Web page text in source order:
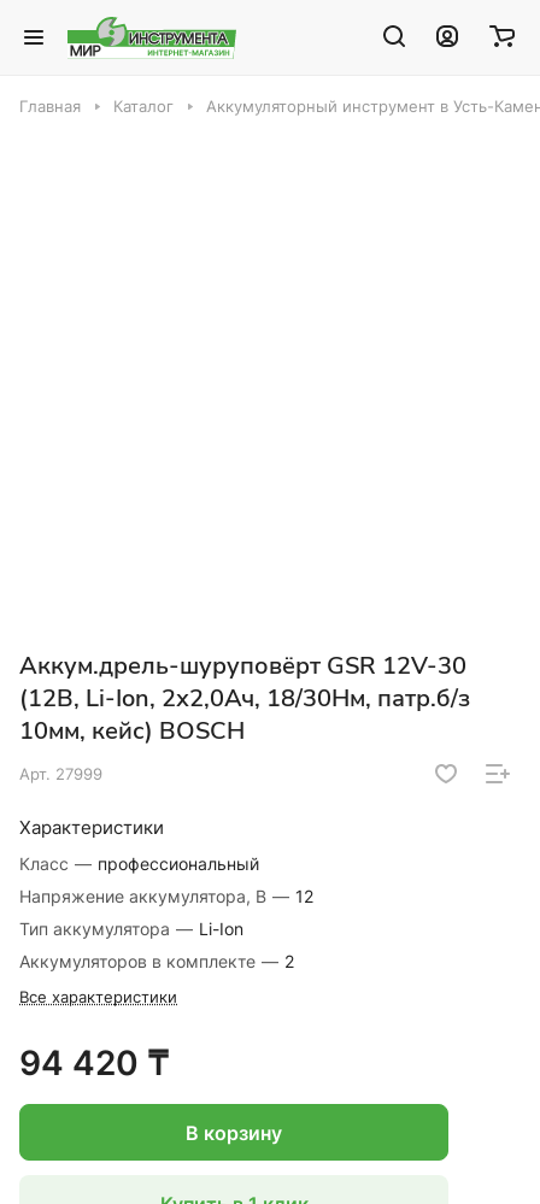
Главная Каталог Аккумуляторный инструмент в Усть-
Аккум.дрель-шуруповёрт GSR 12V-30
(12В, Li-Ion, 2х2,0Ач, 18/30Нм, патр.б/з
10мм, кейс) BOSCH
Арт. 27999
Характеристики
Класс — профессиональный
Напряжение аккумулятора, В — 12
Тип аккумулятора — Li-Ion
Аккумуляторов в комплекте — 2
Все характеристики
94 420 ₸
В корзину